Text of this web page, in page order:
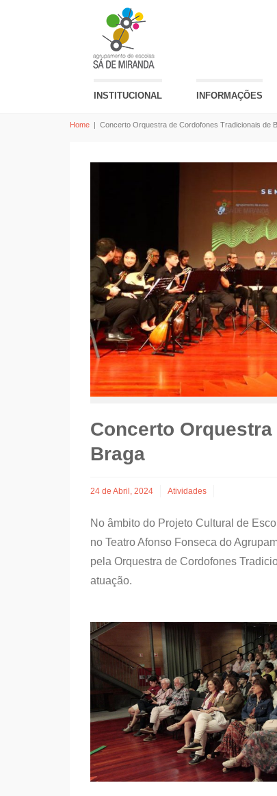
INSTITUCIONAL INFORMAÇÕES
Home | Concerto Orquestra de Cordofones Tradicionais de
Concerto
Braga
24 de Abril, 2024 Atividades
No âmbito do Projeto Cultural de
no Teatro Afonso Fonseca do
pela Orquestra de Cordofones
atuação.